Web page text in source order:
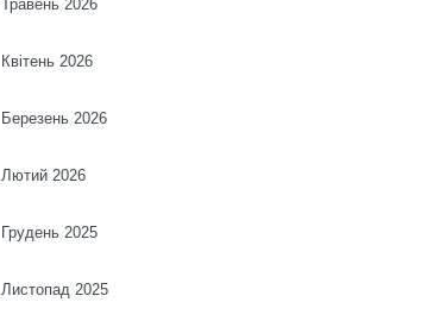
Травень 2026
Квітень 2026
Березень 2026
Лютий 2026
Грудень 2025
Листопад 2025